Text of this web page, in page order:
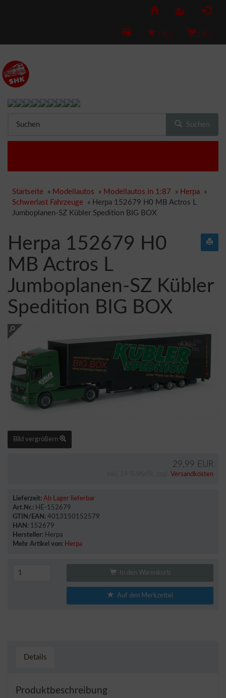
( 0 ) ( 0 )
Suchen
Startseite » Modellautos » Modellautos in 1:87 » Herpa »
Schwerlast Fahrzeuge » Herpa 152679 H0 MB Actros L
Jumboplanen-SZ Kübler Spedition BIG BOX
Herpa 152679 H0
MB Actros L
Jumboplanen-SZ Kübler
Spedition BIG BOX
Bild vergrößern
29,99 EUR
Versandkosten
Lieferzeit: Ab Lager lieferbar
Art.Nr.: HE-152679
GTIN/EAN: 4013150152579
HAN: 152679
Hersteller: Herpa
Mehr Artikel von: Herpa
In den Warenkorb
Auf den Merkzettel
Details
Produktbeschreibung